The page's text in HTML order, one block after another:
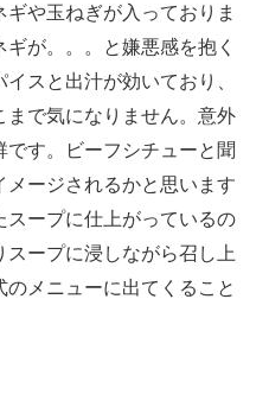
や玉ねぎが入っておりま
が。。。と嫌悪感を抱く
スと出汁が効いており、
で気になりません。意外
す。ビーフシチューと聞
メージされるかと思います
スープに仕上がっているの
ープに浸しながら召し上
メニューに出てくること